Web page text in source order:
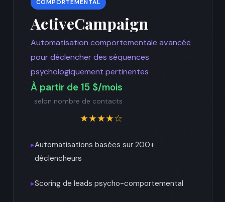
COMPORTEMENTAL
ActiveCampaign
Automatisation comportementale avancée
pour déclencher des séquences
psychologiquement pertinentes
À partir de 15 $/mois
selon nombre de contacts
★★★★☆
▸Automatisations basées sur 200+
déclencheurs
▸Scoring de leads psycho-comportemental